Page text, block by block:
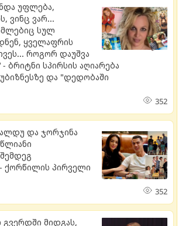
უფლება,
ვინც ვარ...
სულ
ყველაფრის
როგორ დაუშვა
- ბრიტნი სპირსის აღიარება
და "დედობაში
352
და ჯორჯინა
ქორწილის პირველი
352
მიდგას,